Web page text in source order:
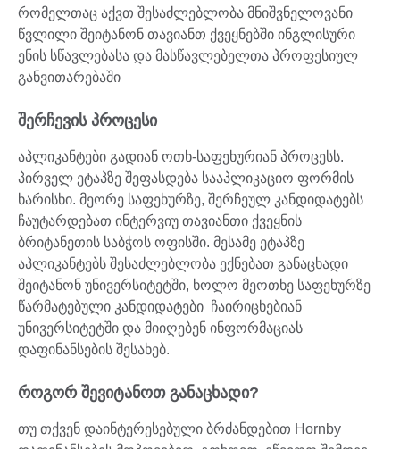
რომელთაც აქვთ შესაძლებლობა მნიშვნელოვანი
წვლილი შეიტანონ თავიანთ ქვეყნებში ინგლისური
ენის სწავლებასა და მასწავლებელთა პროფესიულ
განვითარებაში
შერჩევის პროცესი
აპლიკანტები გადიან ოთხ-საფეხურიან პროცესს.
პირველ ეტაპზე შეფასდება სააპლიკაციო ფორმის
ხარისხი. მეორე საფეხურზე, შერჩეულ კანდიდატებს
ჩაუტარდებათ ინტერვიუ თავიანთი ქვეყნის
ბრიტანეთის საბჭოს ოფისში. მესამე ეტაპზე
აპლიკანტებს შესაძლებლობა ექნებათ განაცხადი
შეიტანონ უნივერსიტეტში, ხოლო მეოთხე საფეხურზე
წარმატებული კანდიდატები ჩაირიცხებიან
უნივერსიტეტში და მიიღებენ ინფორმაციას
დაფინანსების შესახებ.
როგორ შევიტანოთ განაცხადი?
თუ თქვენ დაინტერესებული ბრძანდებით Hornby